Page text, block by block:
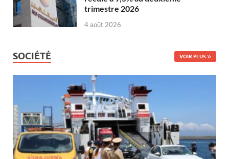
trimestre 2026
4 août 2026
SOCIÉTÉ VOIR PLUS